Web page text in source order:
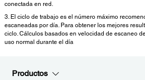
conectada en red.
3. El ciclo de trabajo es el número máximo
escaneadas por día. Para obtener los mejores
ciclo. Cálculos basados en velocidad de escaneo
uso normal durante el día
Productos